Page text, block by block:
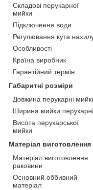
Складові перукарної
мийки
Підключення води
Регулювання кута
Особливості
Країна виробник
Гарантійний термін
Габаритні розміри
Довжина перукарні
Ширина мийки перукарні
Висота перукарської
мийки
Матеріал виготовлення
Матеріал виготовлення
раковини
Основний оббивний
матеріал